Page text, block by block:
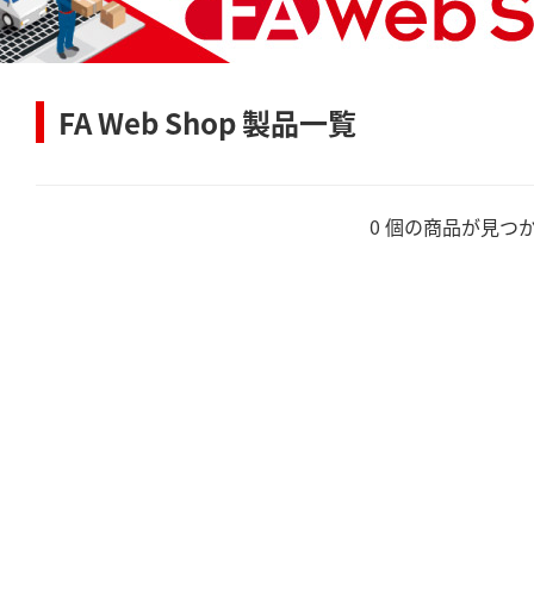
FA Web Shop 製品一覧
0 個の商品が見つ